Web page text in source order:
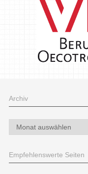
Archiv
Archiv
Empfehlenswerte Seiten